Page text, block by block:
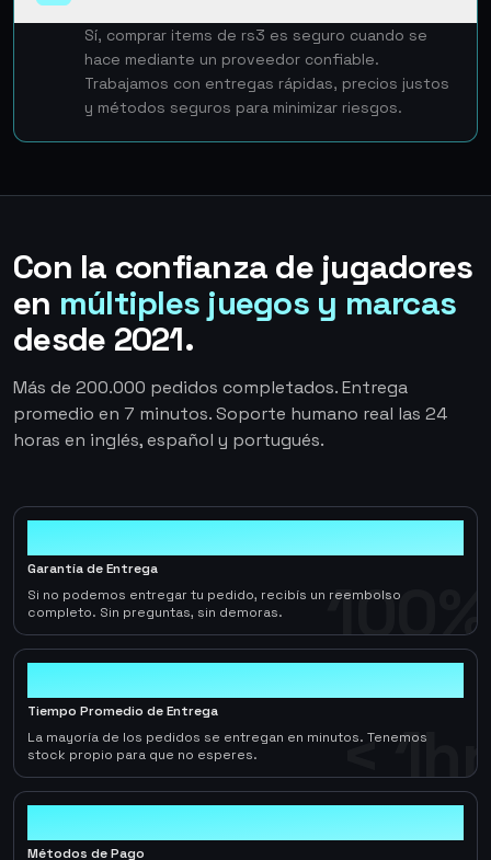
Sí, comprar items de rs3 es seguro cuando se
hace mediante un proveedor confiable.
Trabajamos con entregas rápidas, precios justos
y métodos seguros para minimizar riesgos.
Con la confianza de jugadores
en múltiples juegos y marcas
desde 2021.
Más de 200.000 pedidos completados. Entrega
promedio en 7 minutos. Soporte humano real las 24
horas en inglés, español y portugués.
100%
Garantía de Entrega
Si no podemos entregar tu pedido, recibís un reembolso
completo. Sin preguntas, sin demoras.
< 1hr
Tiempo Promedio de Entrega
La mayoría de los pedidos se entregan en minutos. Tenemos
stock propio para que no esperes.
Métodos de Pago